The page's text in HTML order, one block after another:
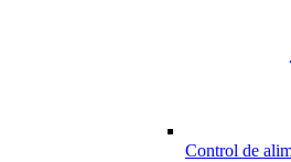
Control de